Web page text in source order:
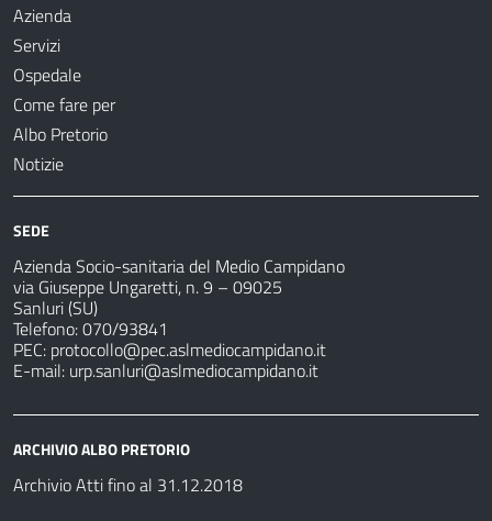
Azienda
Servizi
Ospedale
Come fare per
Albo Pretorio
Notizie
SEDE
Azienda Socio-sanitaria del Medio Campidano
via Giuseppe Ungaretti, n. 9 – 09025
Sanluri (SU)
Telefono: 070/93841
PEC: protocollo@pec.aslmediocampidano.it
E-mail: urp.sanluri@aslmediocampidano.it
ARCHIVIO ALBO PRETORIO
Archivio Atti fino al 31.12.2018